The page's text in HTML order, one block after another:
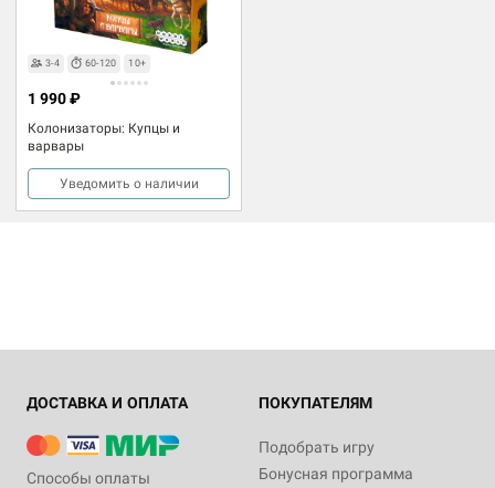
3-4 60-120 10+
Колонизаторы: Купцы и
варвары
1 990 ₽
Уведомить о наличии
ДОСТАВКА И ОПЛАТА
Способы оплаты
ПОКУПАТЕЛЯМ
Подобрать игру
Бонусная программа